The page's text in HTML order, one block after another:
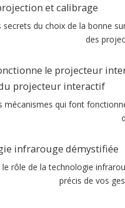
et calibrage
secrets du choix de la bonne
des
le projecteur
projecteur interactif
mécanismes qui font
infrarouge démystifiée
rôle de la technologie
précis de vos